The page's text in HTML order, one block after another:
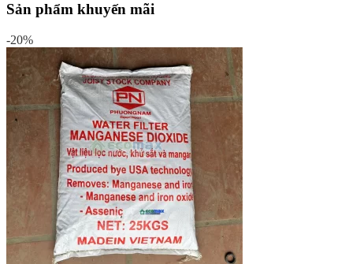
Sản phẩm khuyến mãi
-20%